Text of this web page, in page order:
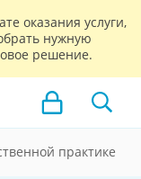
оказания услуги,
нужную
решение.
практике